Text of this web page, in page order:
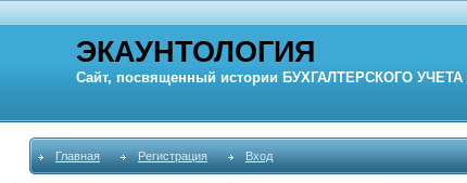
ЭКАУНТОЛОГИЯ
Сайт, посвященный истории БУХГАЛТЕРСКОГО УЧЕТА
Главная Регистрация Вход